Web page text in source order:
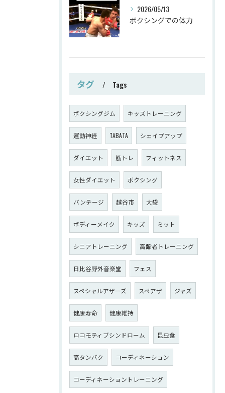
2026/05/13
ボクシングでの体力
タグ Tags
ボクシングジム キッズトレーニング
運動神経 TABATA シェイプアップ
ダイエット 筋トレ フィットネス
女性ダイエット ボクシング
バンテージ 越谷市 大袋
ボディーメイク キッズ ミット
シニアトレーニング 高齢者トレーニング
日比谷野外音楽堂 フェス
スペシャルアザーズ スペアザ ジャズ
健康寿命 健康維持
ロコモティブシンドローム 昆虫食
高タンパク コーディネーション
コーディネーショントレーニング